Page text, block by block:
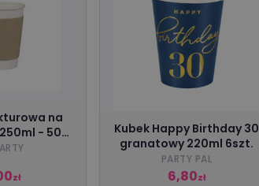
na
- 50
zł
Kubek Happy Birthday 30
granatowy 220ml 6szt.
PARTY PAL
6,80zł